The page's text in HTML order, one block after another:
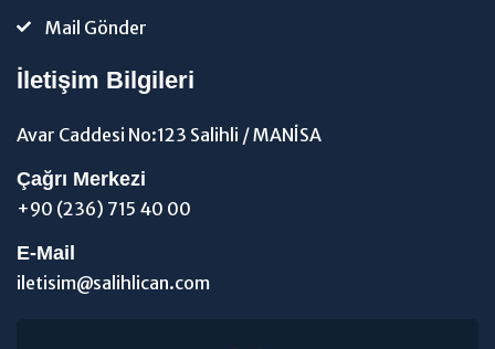
Mail Gönder
İletişim Bilgileri
Avar Caddesi No:123 Salihli / MANİSA
Çağrı Merkezi
+90 (236) 715 40 00
E-Mail
iletisim@salihlican.com